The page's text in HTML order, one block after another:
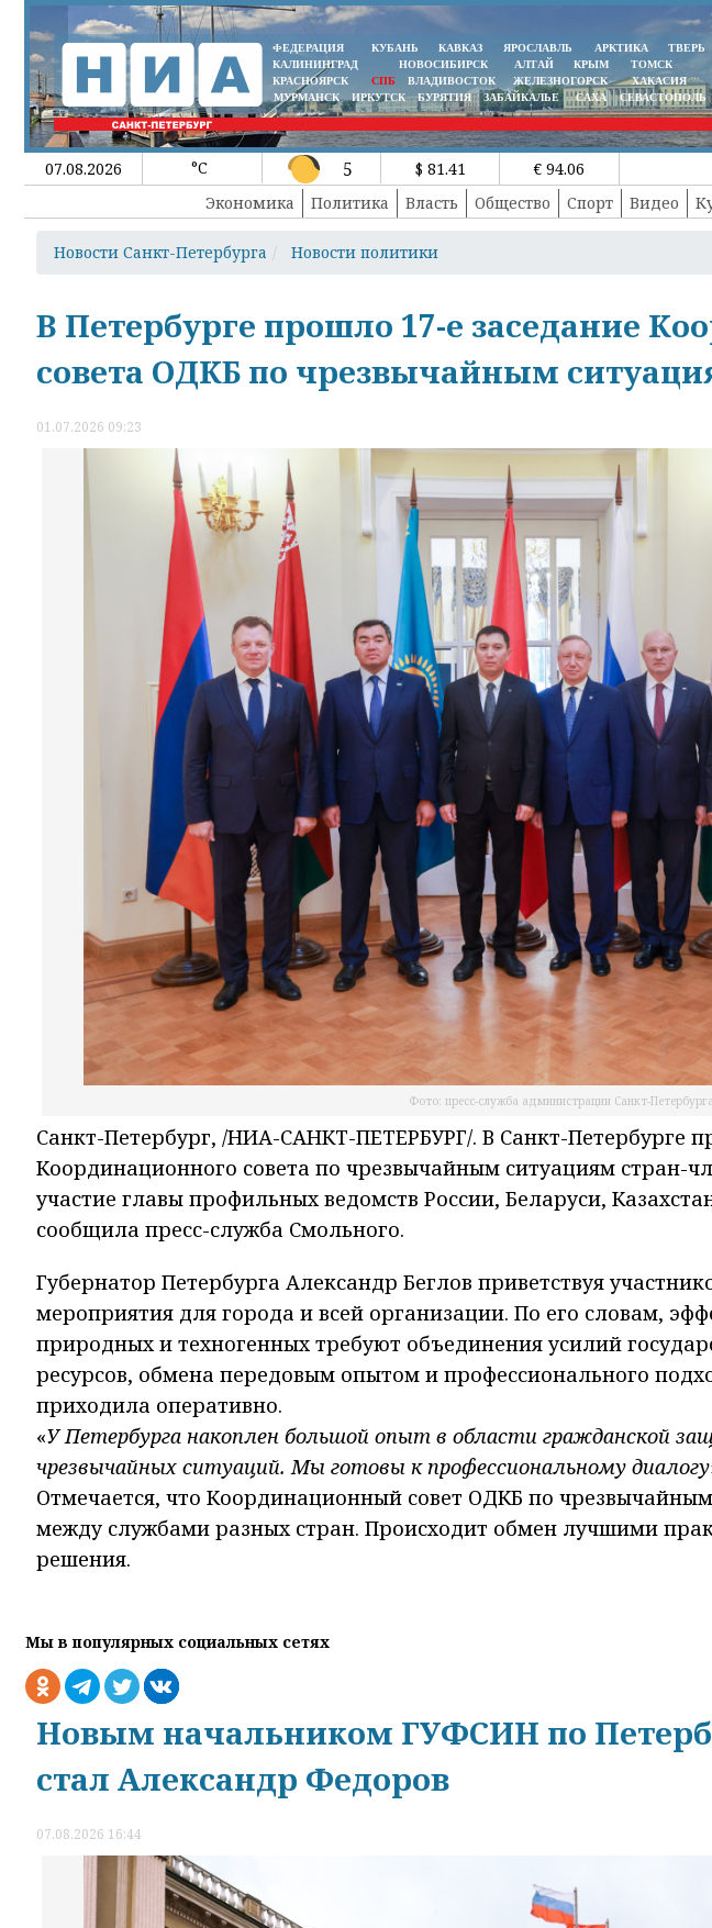
ФЕДЕРАЦИЯ КУБАНЬ КАВКАЗ ЯРОСЛАВЛЬ АРКТИКА ТВЕРЬ
КАЛИНИНГРАД
НОВОСИБИРСК АЛТАЙ КРЫМ ТОМСК
КРАСНОЯРСК
СПБ ВЛАДИВОСТОК ЖЕЛЕЗНОГОРСК ХАКАСИЯ
МУРМАНСК
ИРКУТСК БУРЯТИЯ ЗАБАЙКАЛЬЕ САХА СЕВАСТОПОЛЬ
07.08.2026 °C 5 $ 81.41
€ 94.06
Экономика
Политика Власть Общество Спорт Видео
Новости Санкт-Петербурга Новости политики
В Петербурге прошло 17-е заседание
совета ОДКБ по чрезвычайным
01.07.2026 09:23
Фото: пресс-служба администрации Санкт-Петербурга
Санкт-Петербург, /НИА-САНКТ-ПЕТЕРБУРГ/. В Санкт-Петербурге
Координационного совета по чрезвычайным ситуациям стран-
участие главы профильных ведомств России, Беларуси,
сообщила пресс-служба Смольного.
Губернатор Петербурга Александр Беглов приветствуя
мероприятия для города и всей организации. По его словам,
природных и техногенных требуют объединения усилий
ресурсов, обмена передовым опытом и профессионального
приходила оперативно.
«У Петербурга накоплен большой опыт в области гражданской
чрезвычайных ситуаций. Мы готовы к профессиональному диалогу
Отмечается, что Координационный совет ОДКБ по
между службами разных стран. Происходит обмен лучшими
решения.
Мы в популярных социальных сетях
Новым начальником ГУФСИН по
стал Александр Федоров
07.08.2026 16:44